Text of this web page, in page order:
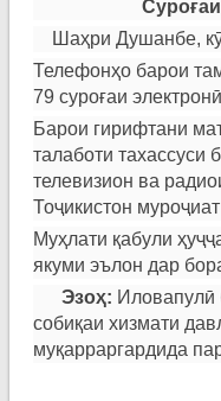
Суроғаи
Шаҳри Душанбе,
Телефонҳо барои
79 суроғаи
Барои гирифтани
талаботи тахассуси
телевизион ва
Тоҷикистон
Муҳлати қабули
якуми эълон дар
Эзоҳ:
собиқаи хизмати
муқарраргардида